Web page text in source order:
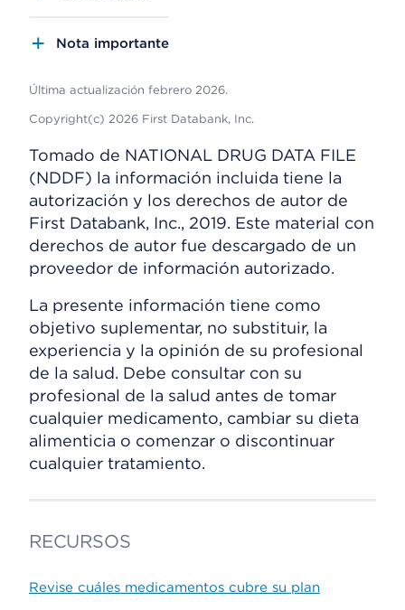
Nota importante
Última actualización febrero 2026.
Copyright(c) 2026 First Databank, Inc.
Tomado de NATIONAL DRUG DATA FILE
(NDDF) la información incluida tiene la
autorización y los derechos de autor de
First Databank, Inc., 2019. Este material con
derechos de autor fue descargado de un
proveedor de información autorizado.
La presente información tiene como
objetivo suplementar, no substituir, la
experiencia y la opinión de su profesional
de la salud. Debe consultar con su
profesional de la salud antes de tomar
cualquier medicamento, cambiar su dieta
alimenticia o comenzar o discontinuar
cualquier tratamiento.
RECURSOS
Revise cuáles medicamentos cubre su plan